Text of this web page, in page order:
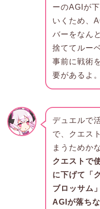
ーのAGIが
いくため、
バーをなん
捨ててルー
事前に戦術
要があるよ。
デュエルで
で、クエス
まうためか
クエストで
に下げて「
ブロッサム
AGIが落ち